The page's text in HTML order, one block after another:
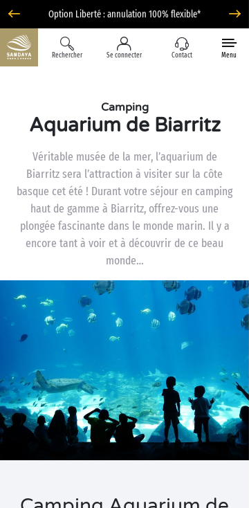
Option Liberté : annulation 100% flexible*
Rechercher Se connecter Contact Menu
Camping
Aquarium de Biarritz
Véritable musée de la mer, l’aquarium de
Biarritz sera l’attraction à visiter sur la côte
basque cet été ! Durant votre séjour en camping
haut de gamme à Biarritz, offrez-vous une
plongée fascinante dans le monde marin. Il y a
encore tant à voir et à découvrir de ce beau
monde…